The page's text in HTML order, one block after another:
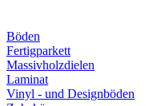
Böden
Fertigparkett
Massivholzdielen
Laminat
Vinyl - und Designböden